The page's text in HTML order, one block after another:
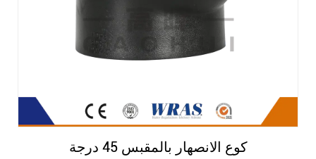
كوع الانصهار بالمقبس 45 درجة